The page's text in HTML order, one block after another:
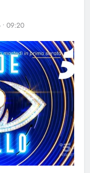
• 09:20